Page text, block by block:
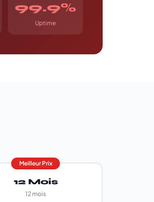
99.9%
Uptime
Meilleur Prix
12 Mois
12 mois